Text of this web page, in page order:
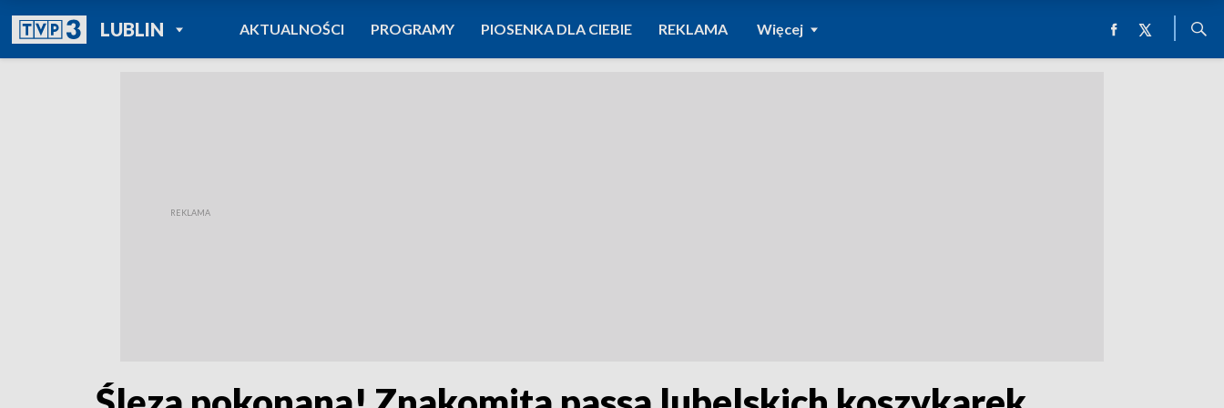
LUBLINPOWRÓT DO
TVP REGIONY
AKTUALNOŚCI PROGRAMY PIOSENKA DLA CIEBIE REKLAMA Więcej